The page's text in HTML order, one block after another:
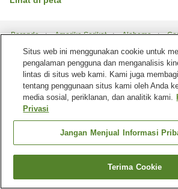
Beranda Amerika Serikat Alabama
Red Roof Inn Bay Minette (Formerly Windwood Inn
Cari kamar
Situs web ini menggunakan cookie untuk
pengalaman pengguna dan menganalisis
lintas di situs web kami. Kami juga
tentang penggunaan situs kami oleh Anda
media sosial, periklanan, dan analitik kami.
Privasi
Jangan Menjual Informasi
Terima Cookie